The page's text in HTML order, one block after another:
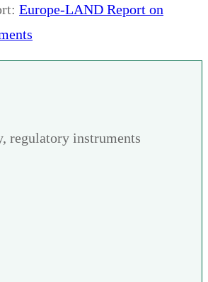
Europe-LAND Report on
regulatory instruments